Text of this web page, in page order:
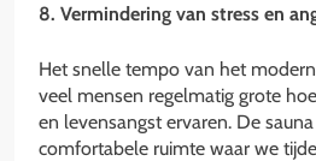
8. Vermindering van stress en
Het snelle tempo van het
veel mensen regelmatig grote
en levensangst ervaren. De
comfortabele ruimte waar we